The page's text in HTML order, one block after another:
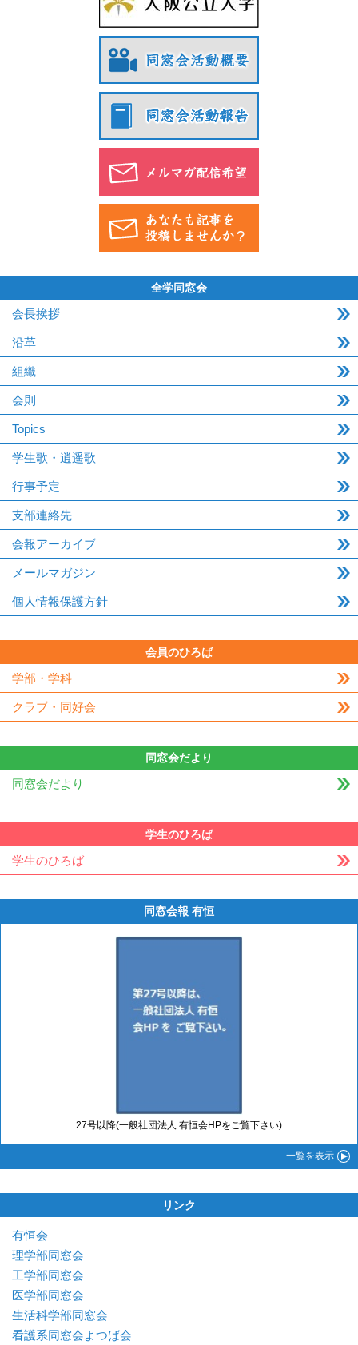
全学同窓会
会長挨拶
沿革
組織
会則
Topics
学生歌・逍遥歌
行事予定
支部連絡先
会報アーカイブ
メールマガジン
個人情報保護方針
会員のひろば
学部・学科
クラブ・同好会
同窓会だより
同窓会だより
学生のひろば
学生のひろば
同窓会報 有恒
27号以降(一般社団法人 有恒会HPをご覧下さい)
一覧を表示
リンク
有恒会
理学部同窓会
工学部同窓会
医学部同窓会
生活科学部同窓会
看護系同窓会よつば会